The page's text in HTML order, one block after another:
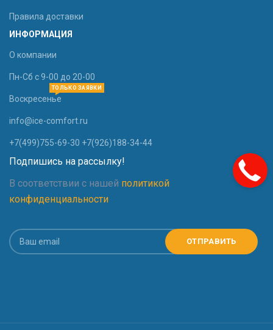
Правила доставки
ИНФОРМАЦИЯ
О компании
Пн-Сб с 9-00 до 20-00
Воскресенье
ТОЛЬКО ЗАЯВКИ
info@ice-comfort.ru
+7(499)755-69-30 +7(926)188-34-44
Подпишись на рассылку!
В соответствии с нашей политикой
конфиденциальности